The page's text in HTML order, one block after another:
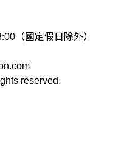
（國定假日除外）
reserved.